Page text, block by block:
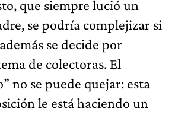
que siempre lució un
se podría complejizar si
se decide por
de colectoras. El
no se puede quejar: esta
le está haciendo un